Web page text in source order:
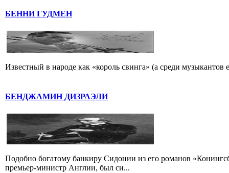
БЕННИ ГУДМЕН
Известный в народе как «король свинга» (а среди
БЕНДЖАМИН ДИЗРАЭЛИ
Подобно богатому банкиру Сидонии из его романов
премьер-министр Англии, был си...